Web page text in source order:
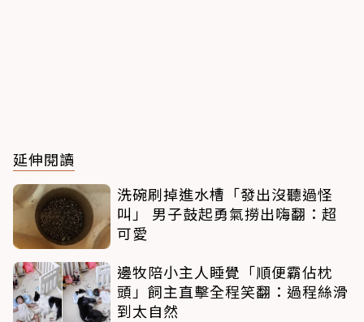
延伸閱讀
洗碗刷掉進水槽「發出沒聽過怪
叫」 男子鼓起勇氣撈出嗨翻：超
可愛
邊牧陪小主人睡覺「順便霸佔枕
頭」飼主直擊全程笑翻：過程絲滑
到太自然